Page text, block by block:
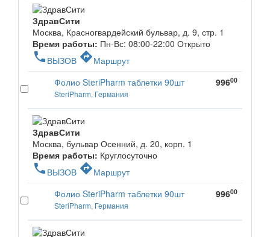
ЗдравСити
Москва, Красногвардейский бульвар, д. 9, стр. 1
Время работы: Пн-Вс: 08:00-22:00 Открыто
phone ВЫЗОВ directionsМаршрут
Фолио SteriPharm таблетки 90шт
SteriPharm, Германия
99600
ЗдравСити
Москва, бульвар Осенний, д. 20, корп. 1
Время работы: Круглосуточно
phone ВЫЗОВ directionsМаршрут
Фолио SteriPharm таблетки 90шт
SteriPharm, Германия
99600